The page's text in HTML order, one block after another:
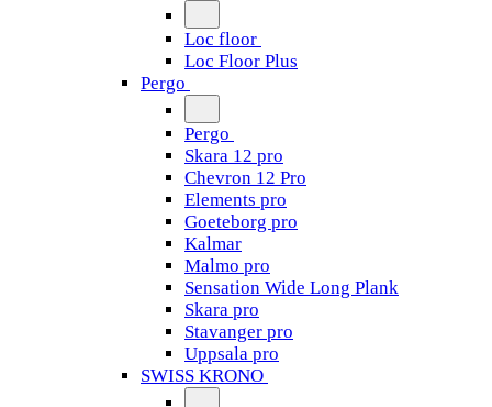
Loc floor
Loc Floor Plus
Pergo
Pergo
Skara 12 pro
Chevron 12 Pro
Elements pro
Goeteborg pro
Kalmar
Malmo pro
Sensation Wide Long Plank
Skara pro
Stavanger pro
Uppsala pro
SWISS KRONO